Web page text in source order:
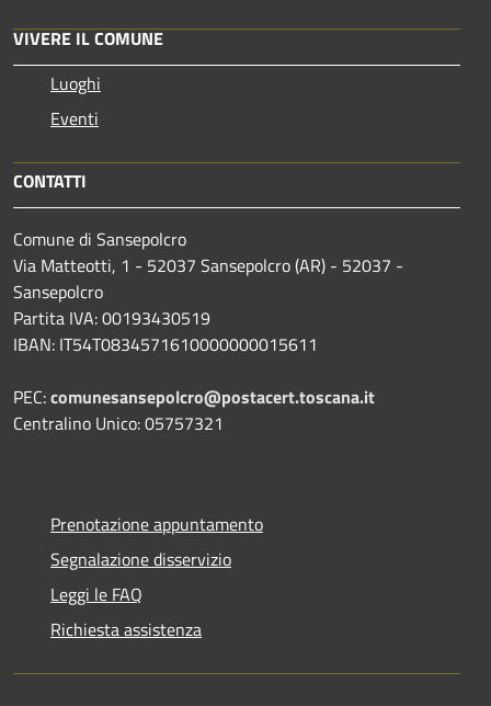
VIVERE IL COMUNE
Luoghi
Eventi
CONTATTI
Comune di Sansepolcro
Via Matteotti, 1 - 52037 Sansepolcro (AR) - 52037 -
Sansepolcro
Partita IVA: 00193430519
IBAN: IT54T0834571610000000015611
PEC:comunesansepolcro@postacert.toscana.it
Centralino Unico: 05757321
Prenotazione appuntamento
Segnalazione disservizio
Leggi le FAQ
Richiesta assistenza